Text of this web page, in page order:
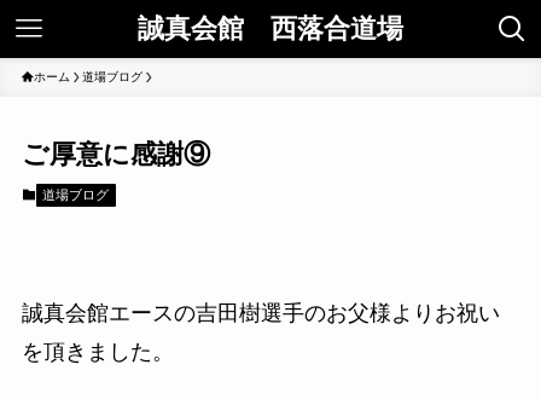
誠真会館 西落合道場
ホーム 道場ブログ
ご厚意に感謝⑨
道場ブログ
誠真会館エースの吉田樹選手のお父様よりお祝い
を頂きました。